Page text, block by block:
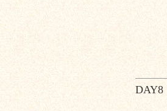
DAY8